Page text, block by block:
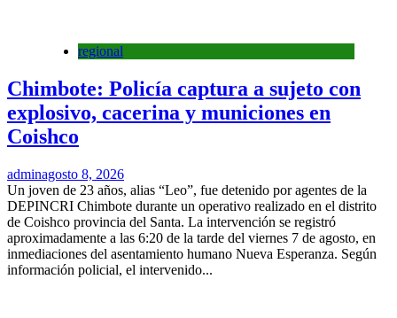
regional
Chimbote: Policía captura a sujeto con
explosivo, cacerina y municiones en
Coishco
adminagosto 8, 2026
Un joven de 23 años, alias “Leo”, fue detenido por agentes de la
DEPINCRI Chimbote durante un operativo realizado en el distrito
de Coishco provincia del Santa. La intervención se registró
aproximadamente a las 6:20 de la tarde del viernes 7 de agosto, en
inmediaciones del asentamiento humano Nueva Esperanza. Según
información policial, el intervenido...